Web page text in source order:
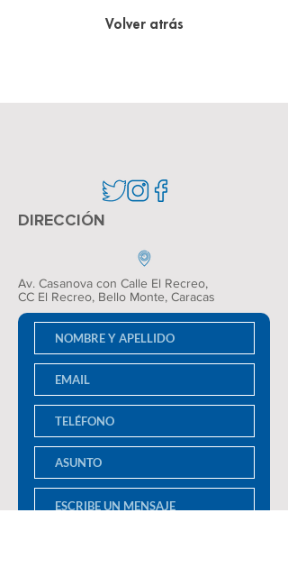
Volver atrás
DIRECCIÓN
Av. Casanova con Calle El Recreo,
CC El Recreo, Bello Monte, Caracas